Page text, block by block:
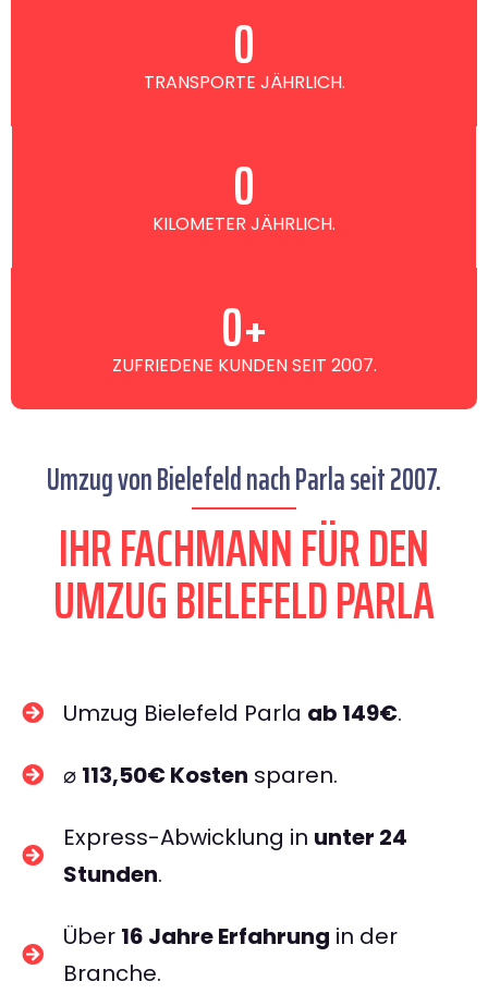
TRANSPORTE JÄHRLICH.
0
KILOMETER JÄHRLICH.
0
ZUFRIEDENE KUNDEN SEIT 2007.
0+
Umzug von Bielefeld nach Parla seit 2007.
IHR FACHMANN FÜR DEN
UMZUG BIELEFELD PARLA
Umzug Bielefeld Parla ab 149€.
⌀ 113,50€ Kosten sparen.
Express-Abwicklung in unter 24
Stunden.
Über 16 Jahre Erfahrung in der
Branche.